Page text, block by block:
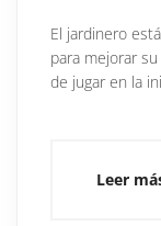
El jardinero
para mejorar
de jugar en la
Leer